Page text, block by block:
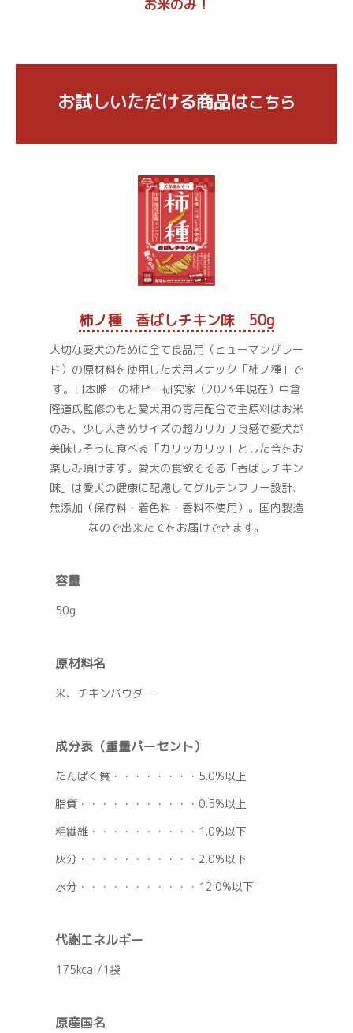
お米のみ！
お試しいただける商品はこちら
柿ノ種 香ばしチキン味 50g
大切な愛犬のために全て食品用（ヒューマングレー
ド）の原材料を使用した犬用スナック「柿ノ種」で
す。日本唯一の柿ピー研究家（2023年現在）中倉
隆道氏監修のもと愛犬用の専用配合で主原料はお米
のみ、少し大きめサイズの超カリカリ食感で愛犬が
美味しそうに食べる「カリッカリッ」とした音をお
楽しみ頂けます。愛犬の食欲そそる「香ばしチキン
味」は愛犬の健康に配慮してグルテンフリー設計、
無添加（保存料・着色料・香料不使用）。国内製造
なので出来たてをお届けできます。
容量
50g
原材料名
米、チキンパウダー
成分表（重量パーセント）
たんぱく質・・・・・・・・5.0%以上
脂質・・・・・・・・・・・0.5%以上
粗繊維・・・・・・・・・・1.0%以下
灰分・・・・・・・・・・・2.0%以下
水分・・・・・・・・・・・12.0%以下
代謝エネルギー
175kcal/1袋
原産国名